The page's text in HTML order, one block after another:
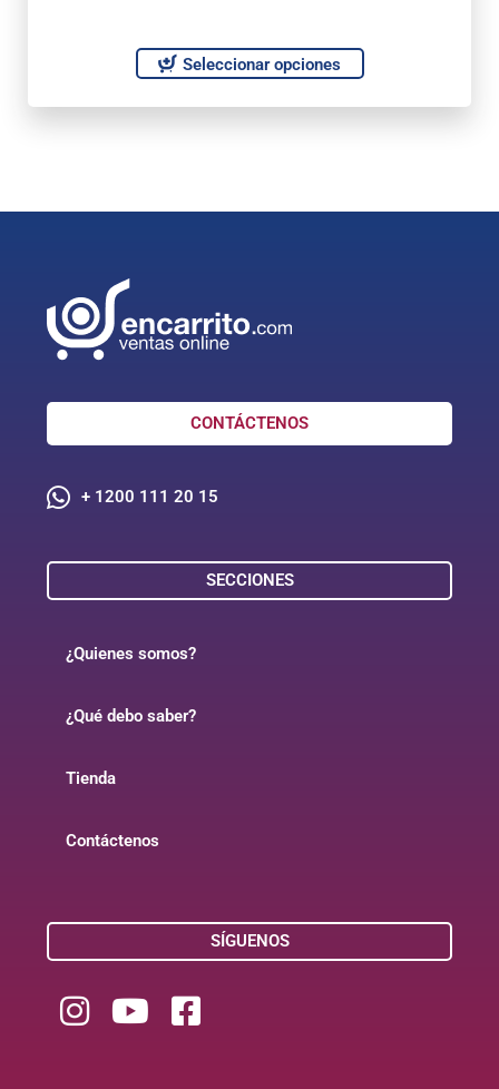
Seleccionar opciones
CONTÁCTENOS
+ 1200 111 20 15
SECCIONES
¿Quienes somos?
¿Qué debo saber?
Tienda
Contáctenos
SÍGUENOS